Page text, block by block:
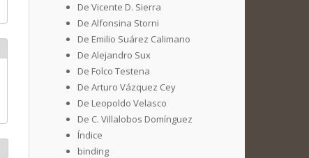
De Vicente D. Sierra
De Alfonsina Storni
De Emilio Suárez Calimano
De Alejandro Sux
De Folco Testena
De Arturo Vázquez Cey
De Leopoldo Velasco
De C. Villalobos Domínguez
Índice
binding